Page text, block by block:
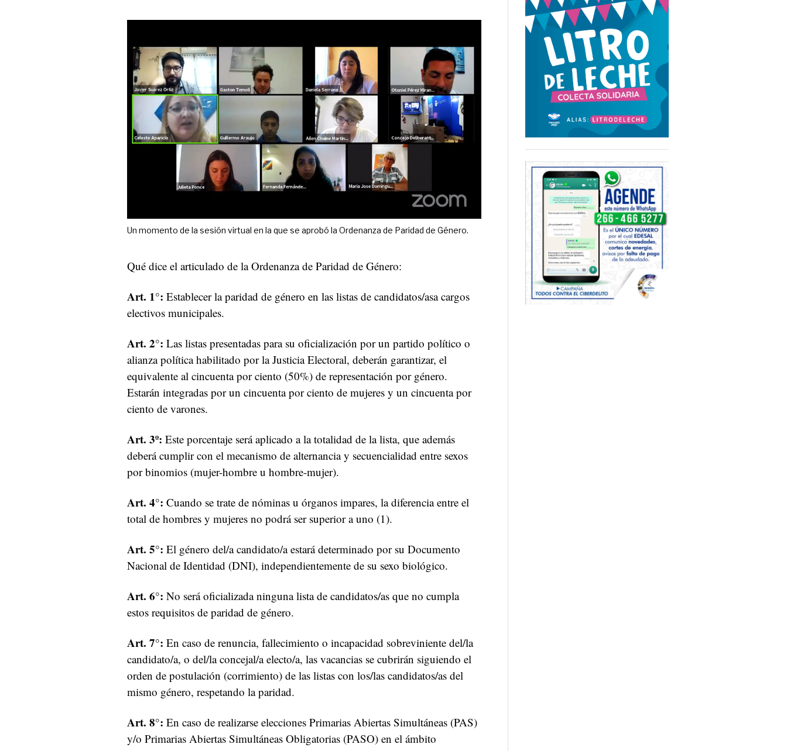
Un momento de la sesión virtual en la que se aprobó la Ordenanza de Paridad de Género.
Qué dice el articulado de la Ordenanza de Paridad de Género:
Art. 1°: Establecer la paridad de género en las listas de candidatos/asa cargos
electivos municipales.
Art. 2°: Las listas presentadas para su oficialización por un partido político o
alianza política habilitado por la Justicia Electoral, deberán garantizar, el
equivalente al cincuenta por ciento (50%) de representación por género.
Estarán integradas por un cincuenta por ciento de mujeres y un cincuenta por
ciento de varones.
Art. 3º: Este porcentaje será aplicado a la totalidad de la lista, que además
deberá cumplir con el mecanismo de alternancia y secuencialidad entre sexos
por binomios (mujer-hombre u hombre-mujer).
Art. 4°: Cuando se trate de nóminas u órganos impares, la diferencia entre el
total de hombres y mujeres no podrá ser superior a uno (1).
Art. 5°: El género del/a candidato/a estará determinado por su Documento
Nacional de Identidad (DNI), independientemente de su sexo biológico.
Art. 6°: No será oficializada ninguna lista de candidatos/as que no cumpla
estos requisitos de paridad de género.
Art. 7°: En caso de renuncia, fallecimiento o incapacidad sobreviniente del/la
candidato/a, o del/la concejal/a electo/a, las vacancias se cubrirán siguiendo el
orden de postulación (corrimiento) de las listas con los/las candidatos/as del
mismo género, respetando la paridad.
Art. 8°: En caso de realizarse elecciones Primarias Abiertas Simultáneas (PAS)
y/o Primarias Abiertas Simultáneas Obligatorias (PASO) en el ámbito